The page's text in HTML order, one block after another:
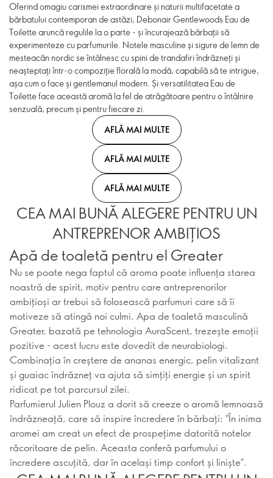
Oferind omagiu carismei extraordinare și naturii multifacetate a
bărbatului contemporan de astăzi, Debonair Gentlewoods Eau de
Toilette aruncă regulile la o parte - și încurajează bărbații să
experimenteze cu parfumurile. Notele masculine și sigure de lemn de
mesteacăn nordic se întâlnesc cu spini de trandafiri îndrăzneți și
neașteptați într-o compoziție florală la modă, capabilă să te intrigue,
așa cum o face și gentlemanul modern. Și versatilitatea Eau de
Toilette face această aromă la fel de atrăgătoare pentru o întâlnire
senzuală, precum și pentru fiecare zi.
AFLĂ MAI MULTE
AFLĂ MAI MULTE
AFLĂ MAI MULTE
CEA MAI BUNĂ ALEGERE PENTRU UN
ANTREPRENOR AMBIȚIOS
Apă de toaletă pentru el Greater
Nu se poate nega faptul că aroma poate influența starea
noastră de spirit, motiv pentru care antreprenorilor
ambițioși ar trebui să folosească parfumuri care să îi
motiveze să atingă noi culmi. Apa de toaletă masculină
Greater, bazată pe tehnologia AuraScent, trezește emoții
pozitive - acest lucru este dovedit de neurobiologi.
Combinația în creștere de ananas energic, pelin vitalizant
și guaiac îndrăzneț va ajuta să simțiți energie și un spirit
ridicat pe tot parcursul zilei.
Parfumierul Julien Plouz a dorit să creeze o aromă lemnoasă
îndrăzneață, care să inspire încredere în bărbați: "În inima
aromei am creat un efect de prospețime datorită notelor
răcoritoare de pelin. Aceasta conferă parfumului o
încredere ascuțită, dar în același timp confort și liniște".